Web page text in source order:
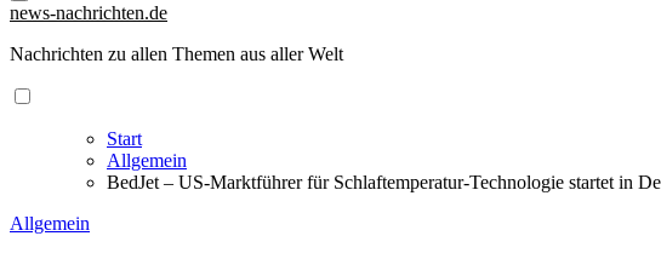
news-nachrichten.de
Nachrichten zu allen Themen aus aller Welt
Start
Allgemein
BedJet – US-Marktführer für Schlaftemperatur-Technologie startet in
Allgemein